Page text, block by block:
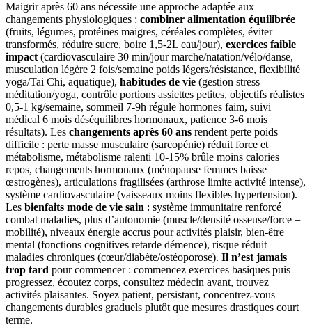
Maigrir après 60 ans nécessite une approche adaptée aux
changements physiologiques : combiner alimentation équilibrée
(fruits, légumes, protéines maigres, céréales complètes, éviter
transformés, réduire sucre, boire 1,5-2L eau/jour), exercices faible
impact (cardiovasculaire 30 min/jour marche/natation/vélo/danse,
musculation légère 2 fois/semaine poids légers/résistance, flexibilité
yoga/Tai Chi, aquatique), habitudes de vie (gestion stress
méditation/yoga, contrôle portions assiettes petites, objectifs réalistes
0,5-1 kg/semaine, sommeil 7-9h régule hormones faim, suivi
médical 6 mois déséquilibres hormonaux, patience 3-6 mois
résultats). Les changements après 60 ans rendent perte poids
difficile : perte masse musculaire (sarcopénie) réduit force et
métabolisme, métabolisme ralenti 10-15% brûle moins calories
repos, changements hormonaux (ménopause femmes baisse
œstrogènes), articulations fragilisées (arthrose limite activité intense),
système cardiovasculaire (vaisseaux moins flexibles hypertension).
Les bienfaits mode de vie sain : système immunitaire renforcé
combat maladies, plus d’autonomie (muscle/densité osseuse/force =
mobilité), niveaux énergie accrus pour activités plaisir, bien-être
mental (fonctions cognitives retarde démence), risque réduit
maladies chroniques (cœur/diabète/ostéoporose). Il n’est jamais
trop tard pour commencer : commencez exercices basiques puis
progressez, écoutez corps, consultez médecin avant, trouvez
activités plaisantes. Soyez patient, persistant, concentrez-vous
changements durables graduels plutôt que mesures drastiques court
terme.